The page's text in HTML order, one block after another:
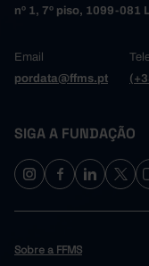
nº 1, 7º piso, 1099-081
Email
pordata@ffms.pt
SIGA A FUNDAÇÃO
Sobre a FFMS